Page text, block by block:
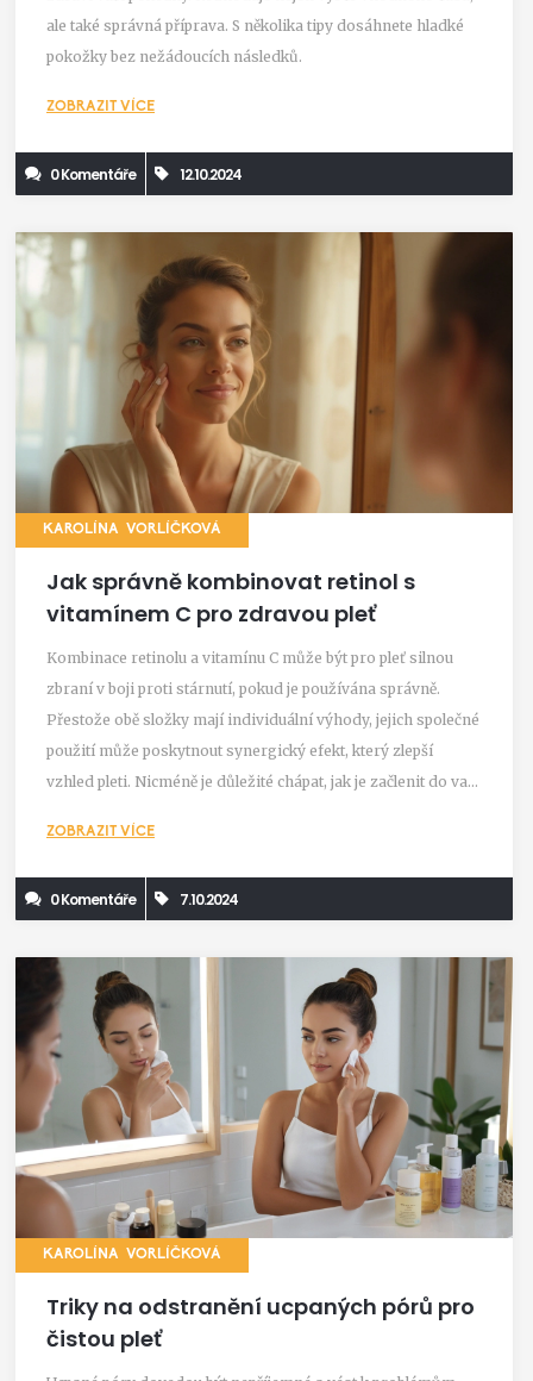
ale také správná příprava. S několika tipy dosáhnete hladké
pokožky bez nežádoucích následků.
ZOBRAZIT VÍCE
0 Komentáře 12.10.2024
KAROLÍNA VORLÍČKOVÁ
Jak správně kombinovat retinol s
vitamínem C pro zdravou pleť
Kombinace retinolu a vitamínu C může být pro pleť silnou
zbraní v boji proti stárnutí, pokud je používána správně.
Přestože obě složky mají individuální výhody, jejich společné
použití může poskytnout synergický efekt, který zlepší
vzhled pleti. Nicméně je důležité chápat, jak je začlenit do vaší
reakcím. Tento článek nabízí užitečné rady a tipy, jak tyto dvě
účinné látky používat bezpečně a efektivně.
ZOBRAZIT VÍCE
0 Komentáře 7.10.2024
KAROLÍNA VORLÍČKOVÁ
Triky na odstranění ucpaných pórů pro
čistou pleť